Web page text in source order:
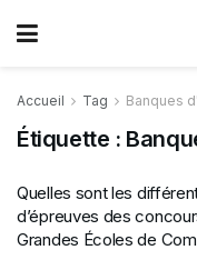
Accueil Tag Banques
Étiquette :
Quelles sont les
d’épreuves des
Grandes Écoles de